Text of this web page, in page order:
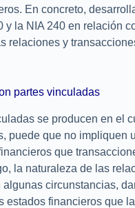
En concreto,
y la NIA 240 en relación
relaciones y
partes vinculadas
se producen en el
puede que no impliquen
que
la naturaleza de las
circunstancias,
estados financieros que